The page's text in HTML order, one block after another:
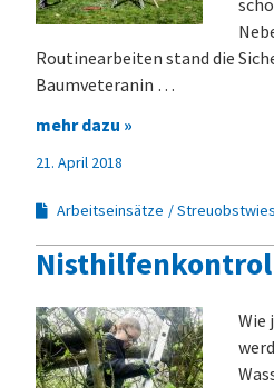
Routinearbeiten stand die
Baumveteranin …
mehr dazu »
21. April 2018
Arbeitseinsätze
Wie